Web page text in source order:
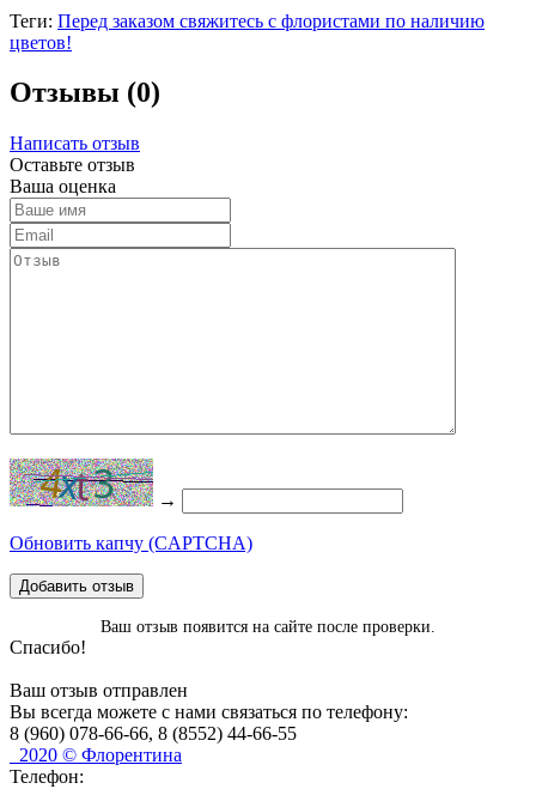
Теги: Перед заказом свяжитесь с флористами по наличию
цветов!
Отзывы (0)
Написать отзыв
Оставьте отзыв
Ваша оценка
→
Обновить капчу (CAPTCHA)
Добавить отзыв
Ваш отзыв появится на сайте после проверки.
Спасибо!
Ваш отзыв отправлен
Вы всегда можете с нами связаться по телефону:
8 (960) 078-66-66, 8 (8552) 44-66-55
2020 © Флорентина
Телефон: